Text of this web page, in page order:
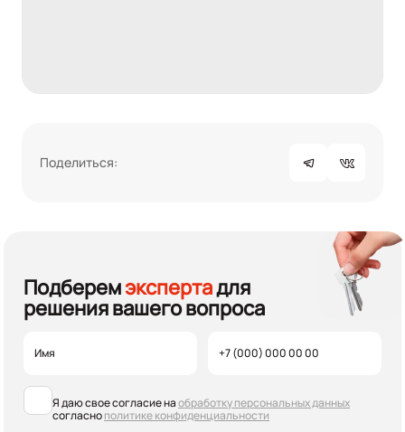
Поделиться:
Подберемэкспертадля
решения вашего вопроса
Я даю свое согласие наобработку персональных данных
согласнополитике конфиденциальности